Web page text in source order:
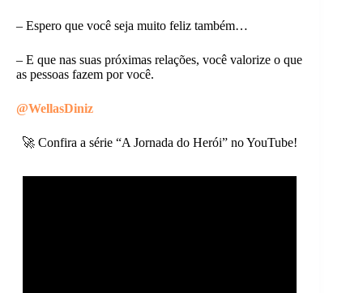
– Espero que você seja muito feliz também…
– E que nas suas próximas relações, você valorize o que
as pessoas fazem por você.
@WellasDiniz
🚀 Confira a série “A Jornada do Herói” no YouTube!